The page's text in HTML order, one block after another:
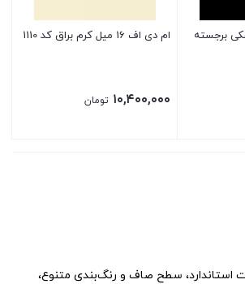
مشکی برجسته
ام دی اف 16 میل کرم براق کد 1110
۱۰,۴۰۰,۰۰۰ تومان
استاندارد، سطح صاف و رنگ‌بندی متنوع،